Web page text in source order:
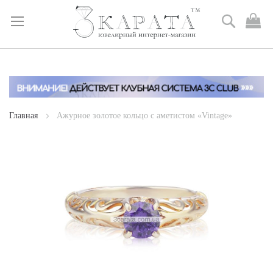
Skip
Content
Поиск
Главная Ажурное золотое кольцо с аметистом «Vintage»